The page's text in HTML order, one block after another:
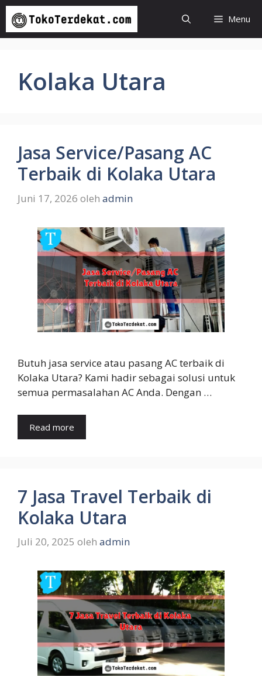
Langsung
isi
Menu
Kolaka Utara
Jasa Service/Pasang AC
Terbaik di Kolaka Utara
Juni 17, 2026 oleh admin
Butuh jasa service atau pasang AC terbaik di
Kolaka Utara? Kami hadir sebagai solusi untuk
semua permasalahan AC Anda. Dengan …
Read more
7 Jasa Travel Terbaik di
Kolaka Utara
Juli 20, 2025 oleh admin